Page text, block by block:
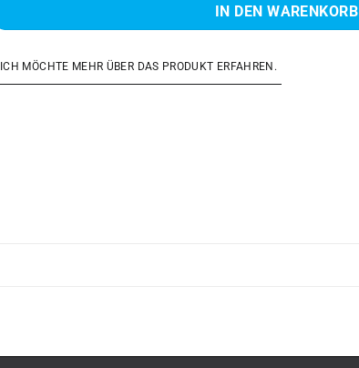
IN DEN WARENKORB
ICH MÖCHTE MEHR ÜBER DAS PRODUKT ERFAHREN.